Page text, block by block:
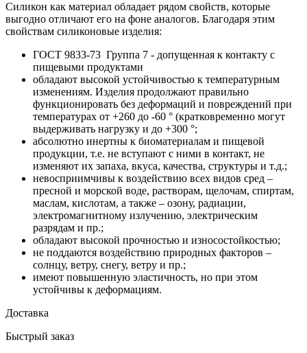
Силикон как материал обладает рядом свойств, которые
выгодно отличают его на фоне аналогов. Благодаря этим
свойствам силиконовые изделия:
ГОСТ 9833-73 Группа 7 - допущенная к контакту с
пищевыми продуктами
обладают высокой устойчивостью к температурным
изменениям. Изделия продолжают правильно
функционировать без деформаций и повреждений при
температурах от +260 до -60 ° (кратковременно могут
выдерживать нагрузку и до +300 °;
абсолютно инертны к биоматериалам и пищевой
продукции, т.е. не вступают с ними в контакт, не
изменяют их запаха, вкуса, качества, структуры и т.д.;
невосприимчивы к воздействию всех видов сред –
пресной и морской воде, растворам, щелочам, спиртам,
маслам, кислотам, а также – озону, радиации,
электромагнитному излучению, электрическим
разрядам и пр.;
обладают высокой прочностью и износостойкостью;
не поддаются воздействию природных факторов –
солнцу, ветру, снегу, ветру и пр.;
имеют повышенную эластичность, но при этом
устойчивы к деформациям.
Доставка
Быстрый заказ